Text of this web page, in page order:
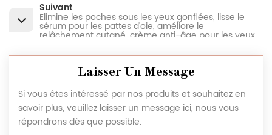
Suivant
Élimine les poches sous les yeux gonflées, lisse le
sérum pour les pattes d'oie, améliore le
relâchement cutané, crème anti-âge pour les yeux.
Laisser Un Message
Si vous êtes intéressé par nos produits et souhaitez en
savoir plus, veuillez laisser un message ici, nous vous
répondrons dès que possible.